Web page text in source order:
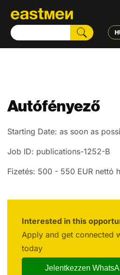
Autófényező
Starting Date: as soon as
Job ID: publications-1252-B
Fizetés: 500 - 550 EUR nettó
Interested in this
Apply and get connected
today
Jelentkezzen